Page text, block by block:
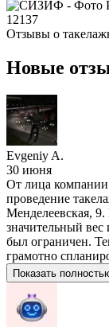
Отзывы о
Новые
Evgeniy A.
30 июня
От лица компании
проведение
Менделеевская,
значительный
был ограничен.
грамотно
Показать